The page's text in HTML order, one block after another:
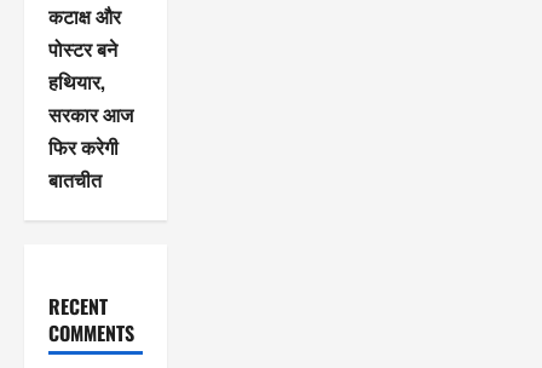
कटाक्ष और
पोस्टर बने
हथियार,
सरकार आज
फिर करेगी
बातचीत
RECENT
COMMENTS